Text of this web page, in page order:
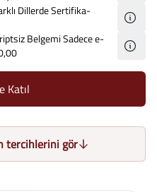
Dillerde Sertifika-
Belgemi Sadece e-
Katıl
tercihlerini gör